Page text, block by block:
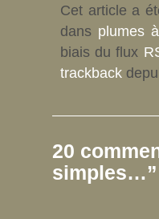
Cet article a
dans plumes
biais du flux
trackback
20
simples…”